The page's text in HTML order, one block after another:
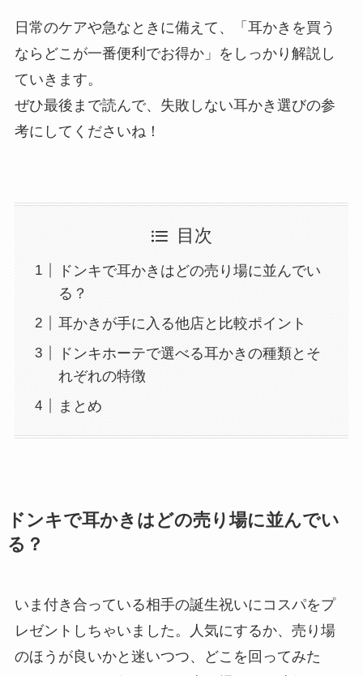
日常のケアや急なときに備えて、「耳かきを買う
ならどこが一番便利でお得か」をしっかり解説し
ていきます。
ぜひ最後まで読んで、失敗しない耳かき選びの参
考にしてくださいね！
目次
ドンキで耳かきはどの売り場に並んでい
る？
耳かきが手に入る他店と比較ポイント
ドンキホーテで選べる耳かきの種類とそ
れぞれの特徴
まとめ
ドンキで耳かきはどの売り場に並んでい
る？
いま付き合っている相手の誕生祝いにコスパをプ
レゼントしちゃいました。人気にするか、売り場
のほうが良いかと迷いつつ、どこを回ってみた